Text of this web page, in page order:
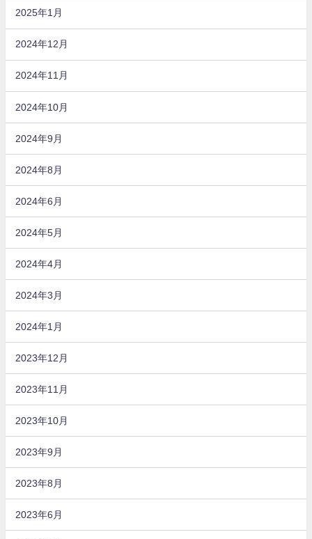
2025年1月
2024年12月
2024年11月
2024年10月
2024年9月
2024年8月
2024年6月
2024年5月
2024年4月
2024年3月
2024年1月
2023年12月
2023年11月
2023年10月
2023年9月
2023年8月
2023年6月